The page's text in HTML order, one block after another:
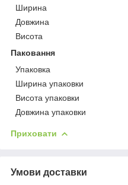
Ширина
Довжина
Висота
Паковання
Упаковка
Ширина упаковки
Висота упаковки
Довжина упаковки
Приховати
Умови доставки